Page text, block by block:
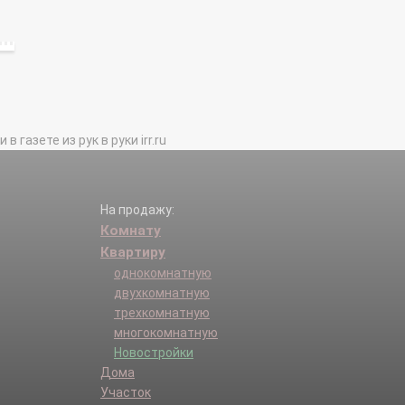
газете из рук в руки irr.ru
На продажу:
Комнату
Квартиру
однокомнатную
двухкомнатную
трехкомнатную
многокомнатную
Новостройки
Дома
Участок